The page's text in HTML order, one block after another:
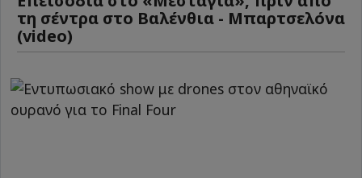
τη σέντρα στο Βαλένθια - Μπαρτσελόνα
(video)